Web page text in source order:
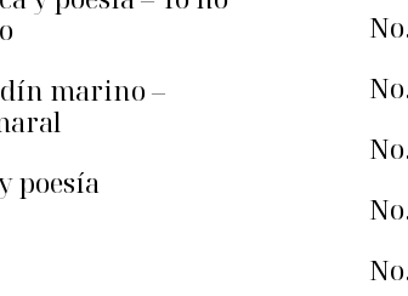
marino –
poesía